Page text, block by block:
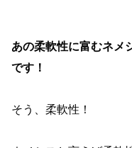
あの柔軟性に富むネメ
です！
そう、柔軟性！